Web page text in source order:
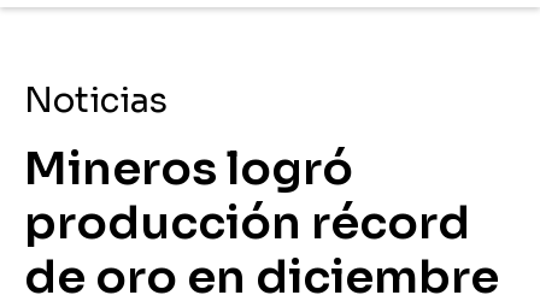
Noticias
Mineros logró
producción récord
de oro en diciembre